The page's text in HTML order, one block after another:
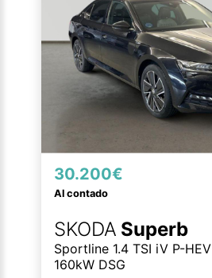
30.200€
Al contado
SKODA Superb
Sportline 1.4 TSI iV P-HEV
160kW DSG